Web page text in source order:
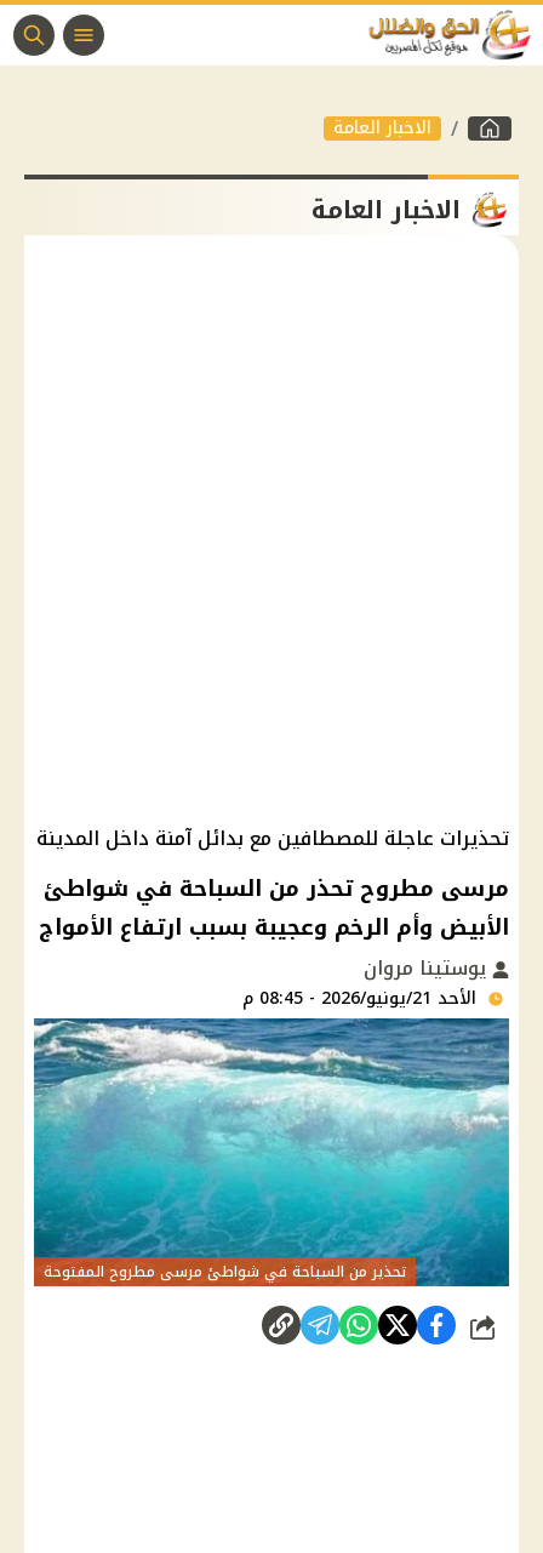
الاخبار العامة
الاخبار العامة
تحذيرات عاجلة للمصطافين مع بدائل آمنة داخل المدينة
مرسى مطروح تحذر من السباحة في شواطئ
الأبيض وأم الرخم وعجيبة بسبب ارتفاع الأمواج
يوستينا مروان
الأحد 21/يونيو/2026 - 08:45 م
تحذير من السباحة في شواطئ مرسى مطروح المفتوحة
شارك